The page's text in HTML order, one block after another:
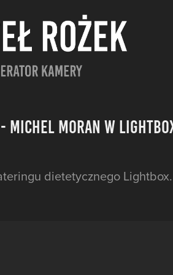
Michel Moran w
dietetycznego Lightbox.